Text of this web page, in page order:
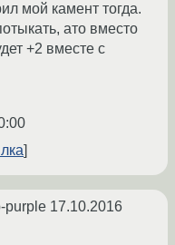
мой камент тогда.
ато вместо
+2 вместе с
purple 17.10.2016